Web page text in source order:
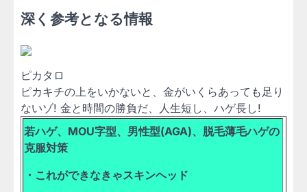
深く参考となる情報
ピカタロ
ピカキチの上をいかないと、金がいくらあっても足り
ないゾ! 金と時間の勝負だ、人生短し、ハゲ長し!
若ハゲ、MOU字型、男性型(AGA)、脱毛薄毛ハゲの
克服対策
・これができなきゃスキンヘッド